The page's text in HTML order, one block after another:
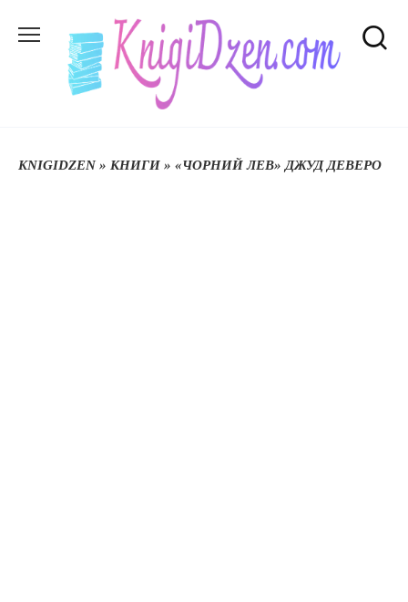
до
KNIGIDZEN» КНИГИ » «ЧОРНИЙ ЛЕВ» ДЖУД ДЕВЕРО